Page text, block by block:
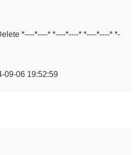
*----*----* *----*----* *----*----* *-
09-06 19:52:59